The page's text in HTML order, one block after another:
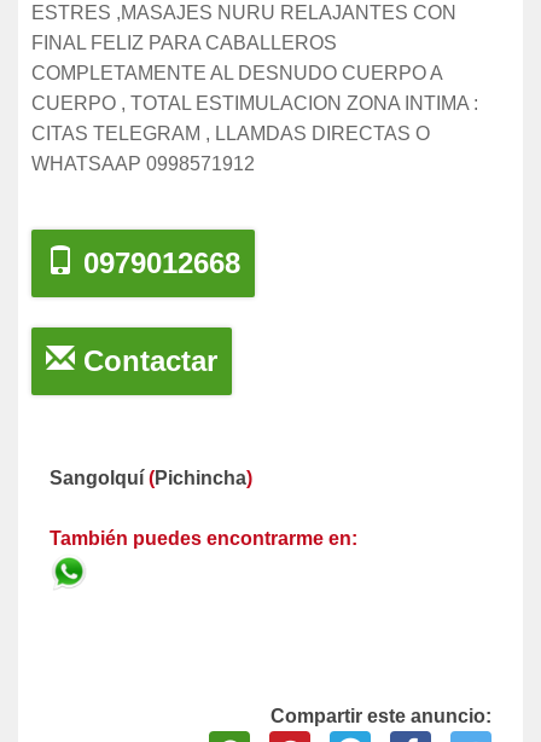
ESTRES ,MASAJES NURU RELAJANTES CON
FINAL FELIZ PARA CABALLEROS
COMPLETAMENTE AL DESNUDO CUERPO A
CUERPO , TOTAL ESTIMULACION ZONA INTIMA :
CITAS TELEGRAM , LLAMDAS DIRECTAS O
WHATSAAP 0998571912
0979012668
Contactar
Sangolquí (Pichincha)
También puedes encontrarme en:
Compartir este anuncio: